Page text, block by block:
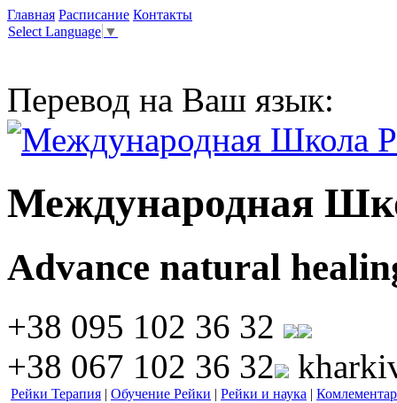
Главная Расписание Контакты
Select Language ▼
Перевод на Ваш язык:
Международная
Advance natural
+38 095 102 36 32
+38 067 102 36 32
Рейки Терапия | Обучение Рейки | Рейки и наука |